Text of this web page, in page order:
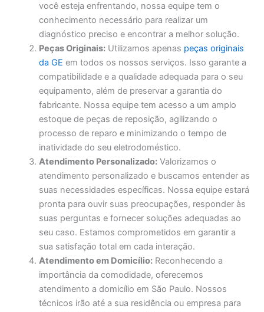
você esteja enfrentando, nossa equipe tem o
conhecimento necessário para realizar um
diagnóstico preciso e encontrar a melhor solução.
Peças Originais: Utilizamos apenas peças originais
da GE em todos os nossos serviços. Isso garante a
compatibilidade e a qualidade adequada para o seu
equipamento, além de preservar a garantia do
fabricante. Nossa equipe tem acesso a um amplo
estoque de peças de reposição, agilizando o
processo de reparo e minimizando o tempo de
inatividade do seu eletrodoméstico.
Atendimento Personalizado: Valorizamos o
atendimento personalizado e buscamos entender as
suas necessidades específicas. Nossa equipe estará
pronta para ouvir suas preocupações, responder às
suas perguntas e fornecer soluções adequadas ao
seu caso. Estamos comprometidos em garantir a
sua satisfação total em cada interação.
Atendimento em Domicílio: Reconhecendo a
importância da comodidade, oferecemos
atendimento a domicílio em São Paulo. Nossos
técnicos irão até a sua residência ou empresa para